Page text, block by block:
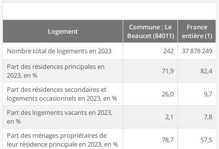
Logement
Commune : Le
Beaucet (84011)
France
entière (1)
Nombre total de logements en 2023
242
37 878 249
Part des résidences principales en
2023, en %
71,9 82,4
Part des résidences secondaires et
logements occasionnels en 2023, en %
26,0 9,7
Part des logements vacants en 2023,
en %
2,1 7,8
Part des ménages propriétaires de
leur résidence principale en 2023, en %
78,7 57,5